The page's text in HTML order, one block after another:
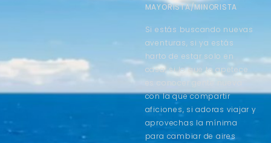
MAYORISTA/MINORISTA
Si estás buscando nuevas
aventuras, si ya estás
harto de estar solo en
casa, si lo que te apetece
es conocer gente nueva
con la que compartir
aficiones, si adoras viajar y
aprovechas la mínima
para cambiar de aires